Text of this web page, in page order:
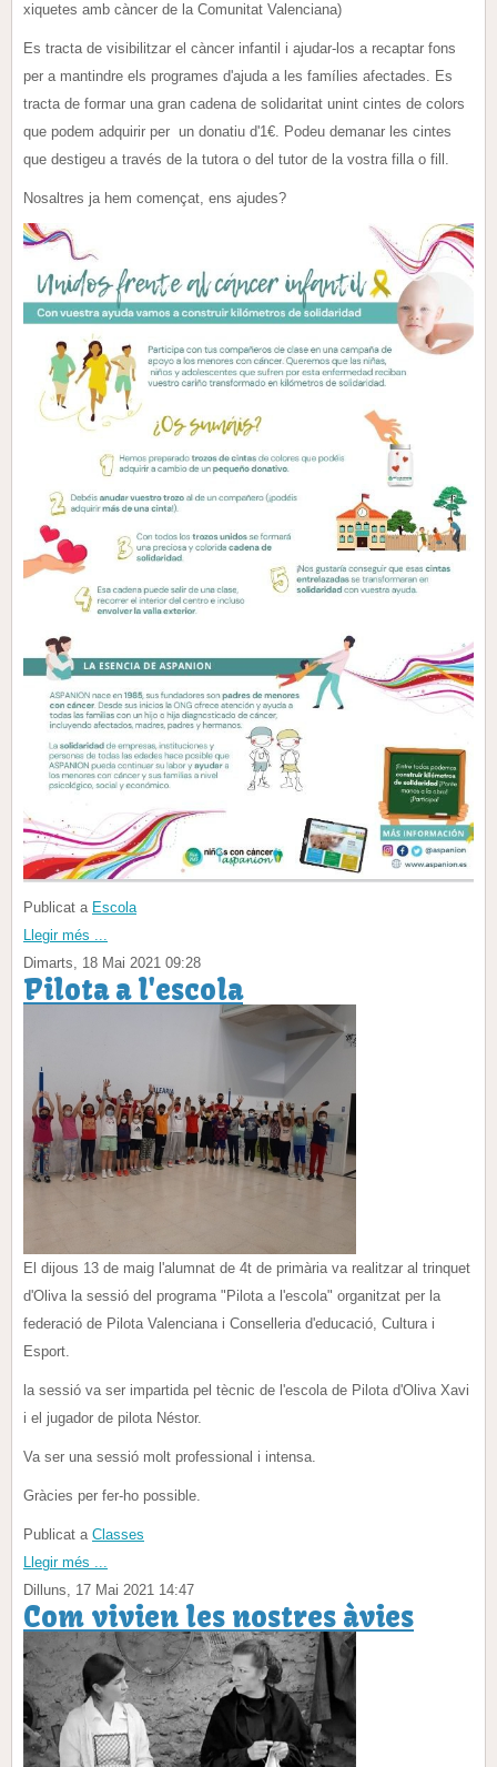
xiquetes amb càncer de la Comunitat Valenciana)
Es tracta de visibilitzar el càncer infantil i ajudar-los a recaptar fons
per a mantindre els programes d'ajuda a les famílies afectades. Es
tracta de formar una gran cadena de solidaritat unint cintes de colors
que podem adquirir per un donatiu d'1€. Podeu demanar les cintes
que destigeu a través de la tutora o del tutor de la vostra filla o fill.
Nosaltres ja hem començat, ens ajudes?
Publicat a Escola
Llegir més ...
Dimarts, 18 Mai 2021 09:28
Pilota a l'escola
El dijous 13 de maig l'alumnat de 4t de primària va realitzar al trinquet
d'Oliva la sessió del programa "Pilota a l'escola" organitzat per la
federació de Pilota Valenciana i Conselleria d'educació, Cultura i
Esport.
la sessió va ser impartida pel tècnic de l'escola de Pilota d'Oliva Xavi
i el jugador de pilota Néstor.
Va ser una sessió molt professional i intensa.
Gràcies per fer-ho possible.
Publicat a Classes
Llegir més ...
Dilluns, 17 Mai 2021 14:47
Com vivien les nostres àvies